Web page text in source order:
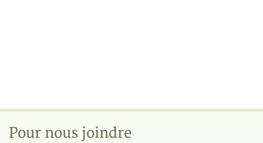
Pour nous joindre